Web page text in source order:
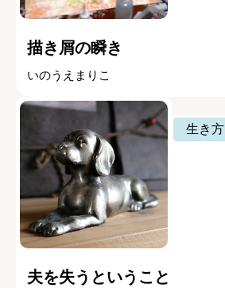
描き屑の瞬き
いのうえまりこ
生き方
夫を失うということ